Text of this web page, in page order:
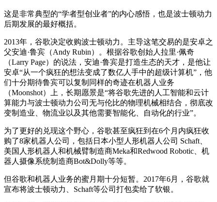
这是非常典型的“学者型创业者”的内心感悟，也是波士顿动力
后期发展的最好概括。
2013年，谷歌决定收购波士顿动力。主导这笔交易的是安卓之
父安迪·鲁宾（Andy Rubin）。根据谷歌创始人拉里·佩奇
（Larry Page）的说法，安迪·鲁宾是打造生态的天才，是他让
安卓“从一个疯狂的想法变成了数亿人手中的超级计算机”，他
们十分期待鲁宾可以复制同样的奇迹在机器人业务
（Moonshot）上，长期愿景是“将谷歌先进的人工智能和云计
算能力与波士顿动力公司无与伦比的物理机械相结合，彻底改
变制造业、物流业以及其他需要智能化、自动化的行业”。
为了更好的兑现这个野心，谷歌甚至疯狂到在6个月内疯狂收
购了8家机器人公司，包括日本小型人形机器人公司 Schaft、
美国人形机器人和机械臂制造商Meka和Redwood Robotic、机
器人摄像系统制造商Bot&Dolly等等。
但谷歌和机器人业务的蜜月期十分短暂。2017年6月，谷歌就
宣布将波士顿动力、Schaft等公司打包卖给了软银。